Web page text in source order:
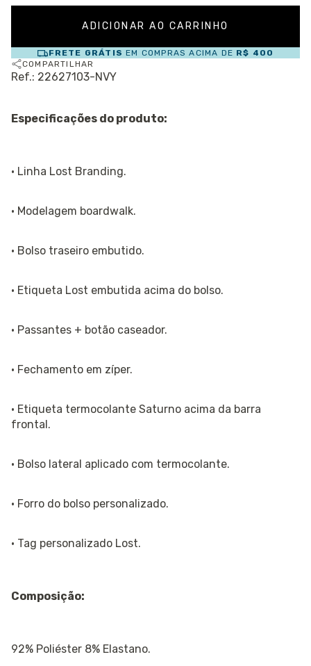
FRETE GRÁTIS EM COMPRAS ACIMA DE R$ 400
COMPARTILHAR
Ref.: 22627103-NVY
Especificações do produto:
· Linha Lost Branding.
· Modelagem boardwalk.
· Bolso traseiro embutido.
· Etiqueta Lost embutida acima do bolso.
· Passantes + botão caseador.
· Fechamento em zíper.
· Etiqueta termocolante Saturno acima da barra
frontal.
· Bolso lateral aplicado com termocolante.
· Forro do bolso personalizado.
· Tag personalizado Lost.
Composição:
92% Poliéster 8% Elastano.